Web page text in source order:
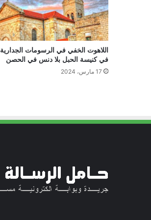
اللاهوت الخفي في الرسومات الجدارية
في كنيسة الحبل بلا دنس في الحصن
17 مارس، 2024